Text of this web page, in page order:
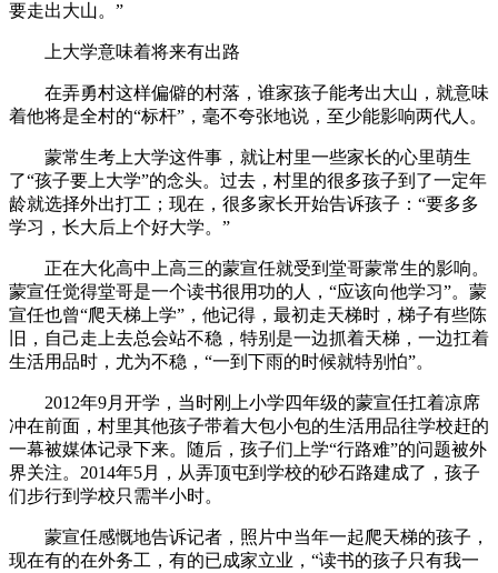
要走出大山。”
上大学意味着将来有出路
在弄勇村这样偏僻的村落，谁家孩子能考出大山，就意味
着他将是全村的“标杆”，毫不夸张地说，至少能影响两代人。
蒙常生考上大学这件事，就让村里一些家长的心里萌生
了“孩子要上大学”的念头。过去，村里的很多孩子到了一定年
龄就选择外出打工；现在，很多家长开始告诉孩子：“要多多
学习，长大后上个好大学。”
正在大化高中上高三的蒙宣任就受到堂哥蒙常生的影响。
蒙宣任觉得堂哥是一个读书很用功的人，“应该向他学习”。蒙
宣任也曾“爬天梯上学”，他记得，最初走天梯时，梯子有些陈
旧，自己走上去总会站不稳，特别是一边抓着天梯，一边扛着
生活用品时，尤为不稳，“一到下雨的时候就特别怕”。
2012年9月开学，当时刚上小学四年级的蒙宣任扛着凉席
冲在前面，村里其他孩子带着大包小包的生活用品往学校赶的
一幕被媒体记录下来。随后，孩子们上学“行路难”的问题被外
界关注。2014年5月，从弄顶屯到学校的砂石路建成了，孩子
们步行到学校只需半小时。
蒙宣任感慨地告诉记者，照片中当年一起爬天梯的孩子，
现在有的在外务工，有的已成家立业，“读书的孩子只有我一